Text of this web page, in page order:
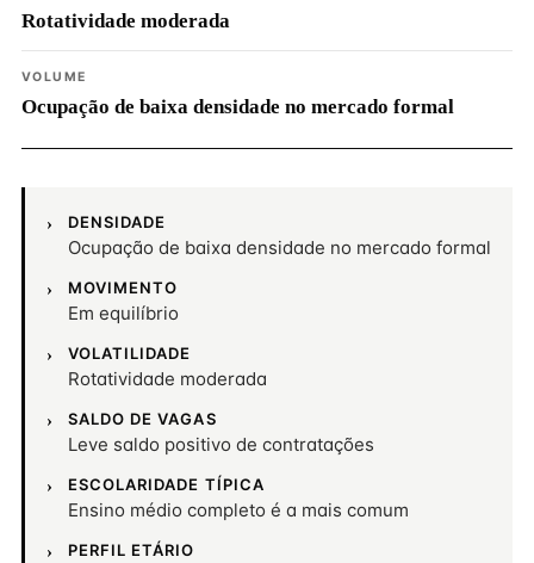
Rotatividade moderada
VOLUME
Ocupação de baixa densidade no mercado formal
DENSIDADE
Ocupação de baixa densidade no mercado formal
MOVIMENTO
Em equilíbrio
VOLATILIDADE
Rotatividade moderada
SALDO DE VAGAS
Leve saldo positivo de contratações
ESCOLARIDADE TÍPICA
Ensino médio completo é a mais comum
PERFIL ETÁRIO